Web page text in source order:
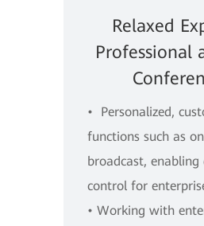
Relaxed
Professional
• Personalized,
functions such as
broadcast, enabling
control for
• Working with